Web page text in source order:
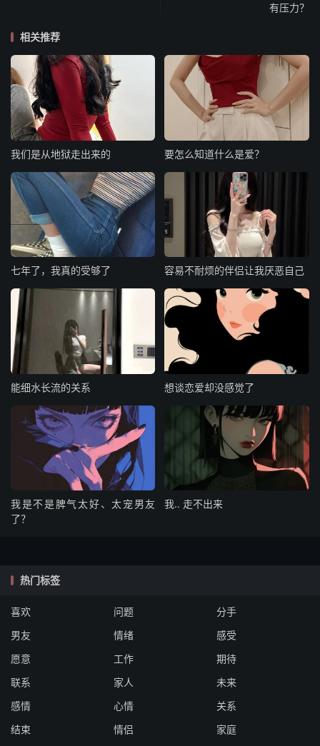
有压力？
相关推荐
我们是从地狱走出来的 要怎么知道什么是爱？
七年了，我真的受够了 容易不耐烦的伴侣让我厌恶自己
能细水长流的关系 想谈恋爱却没感觉了
我是不是脾气太好、太宠男友
了？
我.. 走不出来
热门标签
喜欢 问题
分手
男友
情绪
感受
愿意
工作
期待
联系
家人
未来
感情
心情
关系
结束
情侣
家庭